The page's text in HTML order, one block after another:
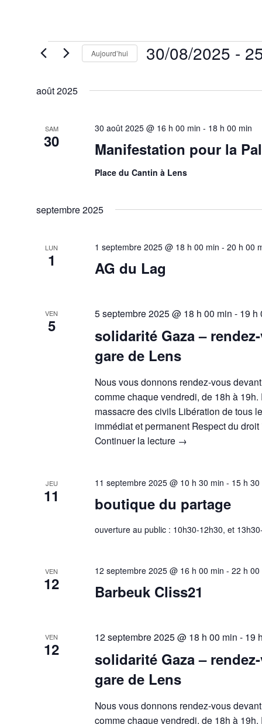
Évènements Aujourd’hui 30/08/2025 -
date.
août 2025
SAM
30 Manifestation pour la
30 août 2025 @ 16 h 00 min - 18 h 00 min
Place du Cantin à Lens
septembre 2025
LUN
1 AG du Lag
1 septembre 2025 @ 18 h 00 min -20 h 00
VEN
5
solidarité Gaza –
gare de Lens
5 septembre 2025 @ 18 h 00 min - 19 h
Nous vous donnons rendez-vous
comme chaque vendredi, de 18h à
massacre des civils Libération de tous
immédiat et permanent Respect du
Continuer la lecture →
JEU
11 boutique du partage
11 septembre 2025 @ 10 h 30 min - 15 h
ouverture au public : 10h30-12h30, et
VEN
12 Barbeuk Cliss21
12 septembre 2025 @ 16 h 00 min -22 h
VEN
12
solidarité Gaza –
gare de Lens
12 septembre 2025 @ 18 h 00 min - 19
Nous vous donnons rendez-vous
comme chaque vendredi, de 18h à